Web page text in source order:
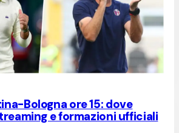
Bologna ore 15: dove
e formazioni ufficiali